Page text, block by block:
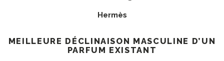
Hermès
MEILLEURE DÉCLINAISON MASCULINE D’UN
PARFUM EXISTANT